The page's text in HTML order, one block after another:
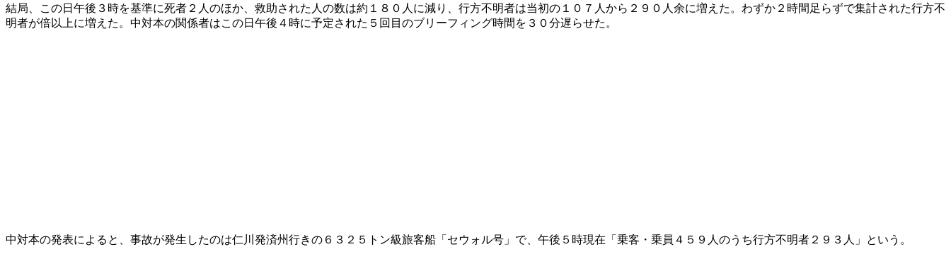
結局、この日午後３時を基準に死者２人のほか、救助された人の数は約１８０人に減り、行方不明者は当初の１０７人から２９０人余に増えた。わずか２時間足らずで集計された行方不
明者が倍以上に増えた。中対本の関係者はこの日午後４時に予定された５回目のブリーフィング時間を３０分遅らせた。
中対本の発表によると、事故が発生したのは仁川発済州行きの６３２５トン級旅客船「セウォル号」で、午後５時現在「乗客・乗員４５９人のうち行方不明者２９３人」という。